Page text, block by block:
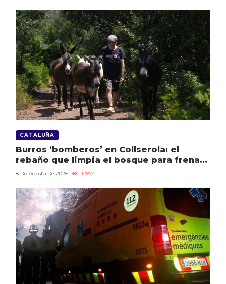
CATALUÑA
Burros ‘bomberos’ en Collserola: el
rebaño que limpia el bosque para frenar
los incendios en Barcelona
8 De Agosto De 2026 12874